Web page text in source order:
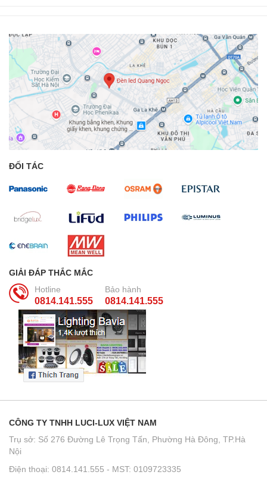
ĐỐI TÁC
GIẢI ĐÁP THẮC MẮC
Hotline
0814.141.555
Bảo hành
0814.141.555
CÔNG TY TNHH LUCI-LUX VIỆT NAM
Trụ sở: Số 276 Đường Lê Trọng Tấn, Phường Hà Đông, TP.Hà
Nội
Điện thoại: 0814.141.555 - MST: 0109723335